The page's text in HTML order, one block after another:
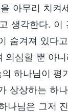
아무리 치켜
생각한다. 이
숨겨져 있다
심할 뿐 아
하나님이 평
상상하는 하
나님은 그저